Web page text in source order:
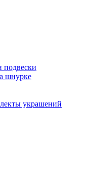
подвески
шнурке
украшений